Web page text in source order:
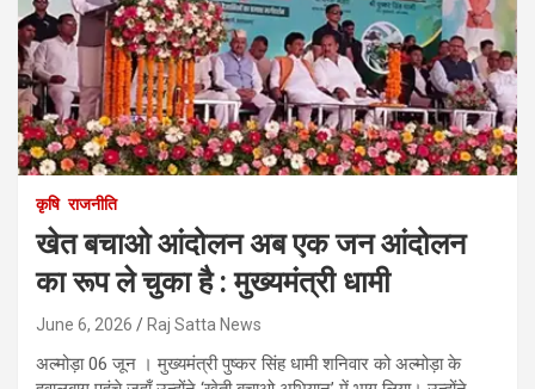
कृषि राजनीति
खेत बचाओ आंदोलन अब एक जन आंदोलन
का रूप ले चुका है : मुख्यमंत्री धामी
June 6, 2026 Raj Satta News
अल्मोड़ा 06 जून । मुख्यमंत्री पुष्कर सिंह धामी शनिवार को अल्मोड़ा के